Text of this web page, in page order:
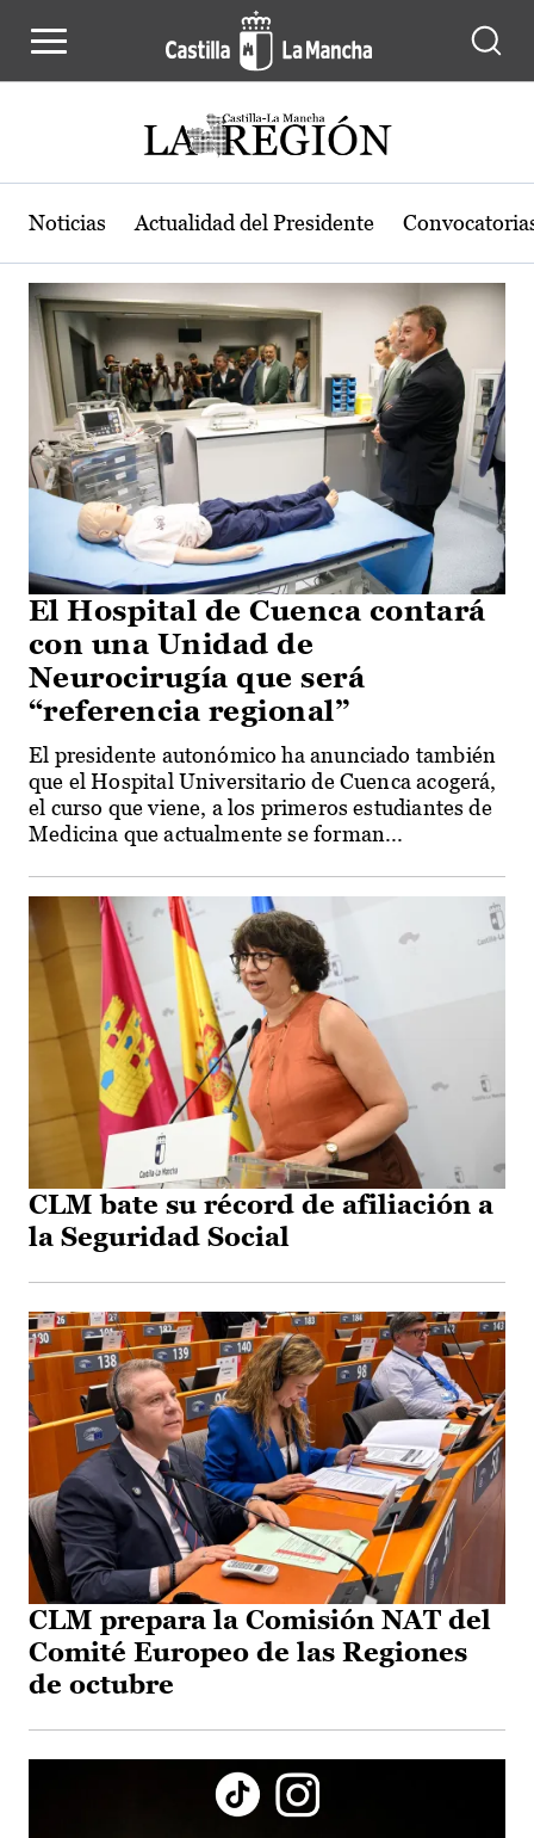
Actualidad de la región de Castilla-
Noticias Actualidad del Presidente
El Hospital de Cuenca contará
con una Unidad de
Neurocirugía que será
“referencia regional”
El presidente autonómico ha anunciado también
que el Hospital Universitario de Cuenca acogerá,
el curso que viene, a los primeros estudiantes de
Medicina que actualmente se forman...
CLM bate su récord de afiliación a
la Seguridad Social
CLM prepara la Comisión NAT del
Comité Europeo de las Regiones
de octubre